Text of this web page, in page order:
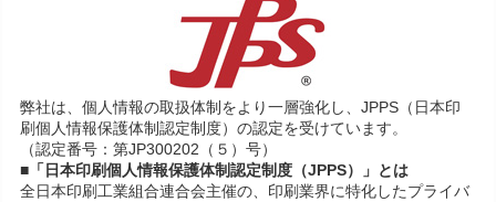
弊社は、個人情報の取扱体制をより一層強化し、JPPS（日本印
刷個人情報保護体制認定制度）の認定を受けています。
（認定番号：第JP300202（５）号）
■「日本印刷個人情報保護体制認定制度（JPPS）」とは
全日本印刷工業組合連合会主催の、印刷業界に特化したプライバ